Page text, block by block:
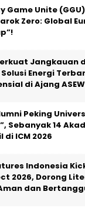
Game Unite
Zero: Global
Jangkauan
Energi
di Ajang
Peking
Sebanyak 14
di ICM 2026
Indonesia
2026, Dorong
dan